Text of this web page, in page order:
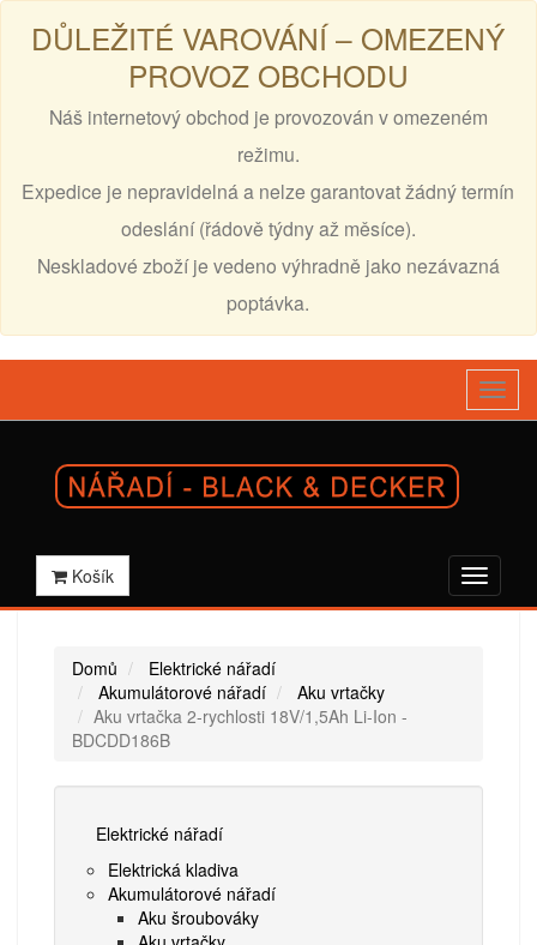
DŮLEŽITÉ VAROVÁNÍ – OMEZENÝ
PROVOZ OBCHODU
Náš internetový obchod je provozován v omezeném
režimu.
Expedice je nepravidelná a nelze garantovat žádný termín
odeslání (řádově týdny až měsíce).
Neskladové zboží je vedeno výhradně jako nezávazná
poptávka.
Košík
Domů
Elektrické nářadí
Akumulátorové nářadí
Aku vrtačky
Aku vrtačka 2-rychlosti 18V/1,5Ah Li-Ion -
BDCDD186B
Elektrické nářadí
Elektrická kladiva
Akumulátorové nářadí
Aku šroubováky